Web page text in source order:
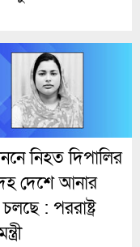
নিহত দিপালির
দেশে আনার
চলছে : পররাষ্ট্র